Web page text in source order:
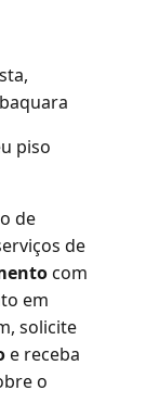
piso
de
de
com
em
solicite
e receba
o